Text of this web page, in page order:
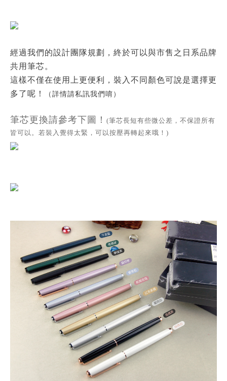
經過我們的設計團隊規劃，終於可以與市售之日系品牌
共用筆芯。
這樣不僅在使用上更便利，裝入不同顏色可說是選擇更
多了呢！
（詳情請私訊我們唷）
筆芯更換請參考下圖！ (筆芯長短有些微公差，不保證所有
皆可以。若裝入覺得太緊，可以按壓再轉起來哦！)